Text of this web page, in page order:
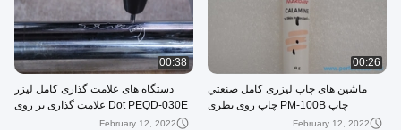
00:26
ماشین های چاپ لیزری کامل صنعتي
چاپ PM-100B چاپ روی بطری
February 12, 2022
00:38
دستگاه های علامت گذاری کامل لیزر
Dot PEQD-030E علامت گذاری بر روی
لوله فولاد ضد زنگ 32 میلی متر
February 12, 2022